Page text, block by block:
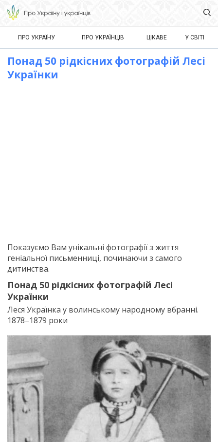
ПРО УКРАЇНУ ПРО УКРАЇНЦІВ ЦІКАВЕ У СВІТІ
Понад 50 рідкісних фотографій Лесі
Українки
Показуємо Вам унікальні фотографії з життя
геніальної письменниці, починаючи з самого
дитинства.
Понад 50 рідкісних фотографій Лесі
Українки
Леся Українка у волинському народному вбранні.
1878–1879 роки